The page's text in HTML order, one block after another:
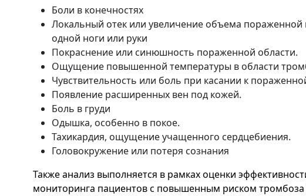
Боли в конечностях
Локальный отек или увеличение объема
одной ноги или руки
Покраснение или синюшность пораженной области.
Ощущение повышенной температуры в области
Чувствительность или боль при касании к
Появление расширенных вен под кожей.
Боль в груди
Одышка, особенно в покое.
Тахикардия, ощущение учащенного сердцебиения.
Головокружение или потеря сознания
Также анализ выполняется в рамках оценки
мониторинга пациентов с повышенным риском